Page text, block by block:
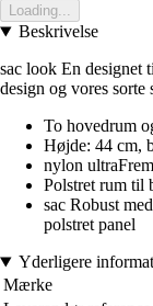
Loading...
Beskrivelse
sac look En designet
design og vores
To hovedrum
Højde: 44 cm,
nylon
Polstret rum til
sac Robust
polstret panel
Yderligere
Mærke